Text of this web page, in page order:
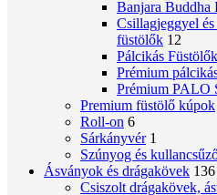
Banjara Buddha
Csillagjeggyel
füstölők 12
Pálcikás
Prémium
Prémium PALO
Premium füstölő kúpok
Roll-on 6
Sárkányvér 1
Szúnyog és
Ásványok és drágakövek 136
Csiszolt drágakövek,